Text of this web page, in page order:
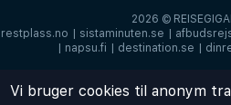
2026 ©
restplass.no | sistaminuten.se |
| napsu.fi | destination.se |
Vi bruger cookies til anonym